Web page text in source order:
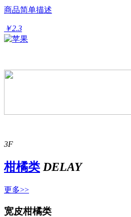
商品简单描述
￥2.3
3F
柑橘类 DELAY
更多>>
宽皮柑橘类